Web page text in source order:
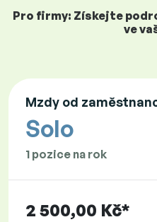
Pro firmy: Získejte
ve
Mzdy od
Solo
1 pozice na rok
2 500,00 Kč*